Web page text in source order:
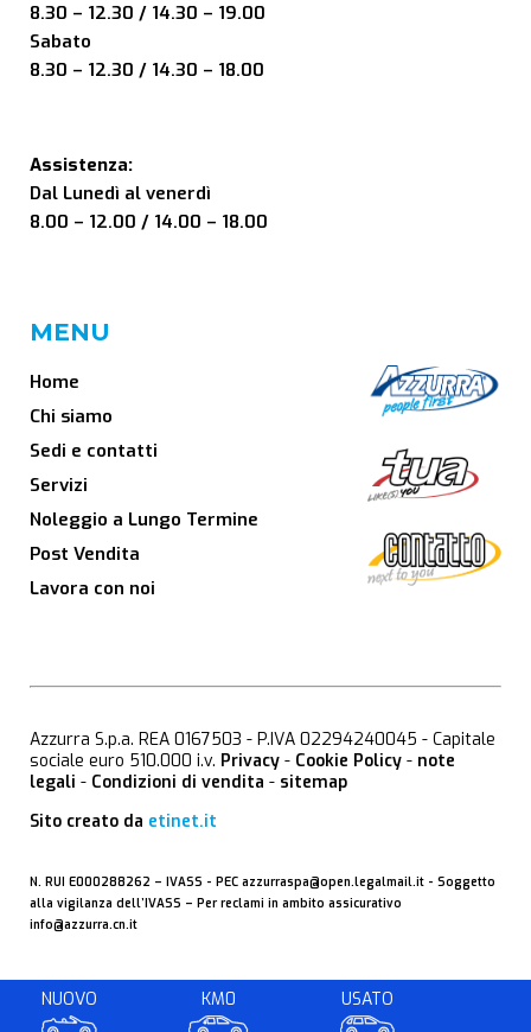
NUOVO KM0 USATO
8.30 – 12.30 / 14.30 – 19.00
Sabato
8.30 – 12.30 / 14.30 – 18.00
Assistenza:
Dal Lunedì al venerdì
8.00 – 12.00 / 14.00 – 18.00
MENU
Home
Chi siamo
Sedi e contatti
Servizi
Noleggio a Lungo Termine
Post Vendita
Lavora con noi
Azzurra S.p.a. REA 0167503 - P.IVA 02294240045 - Capitale
sociale euro 510.000 i.v. Privacy - Cookie Policy - note
legali - Condizioni di vendita - sitemap
Sito creato da etinet.it
N. RUI E000288262 – IVASS - PEC azzurraspa@open.legalmail.it - Soggetto
alla vigilanza dell’IVASS – Per reclami in ambito assicurativo
info@azzurra.cn.it